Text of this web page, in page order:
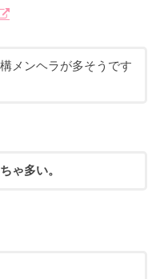
メンヘラが多そうです
ゃ多い。